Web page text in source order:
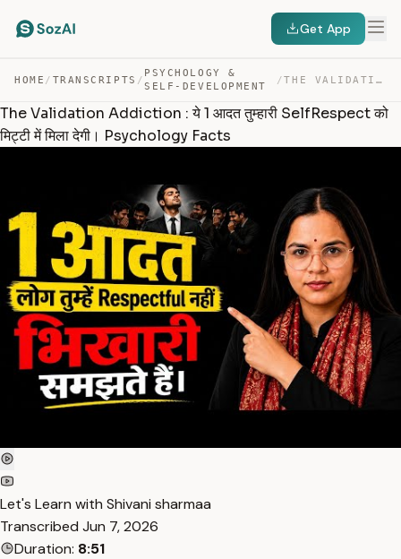
Get App
HOME / TRANSCRIPTS /
PSYCHOLOGY &
SELF-DEVELOPMENT
/ THE VALIDATION ADDICTION : ये 1 आदत तुम्हारी SELFRESPEC… — TRANSCRIPT
The Validation Addiction : ये 1 आदत तुम्हारी SelfRespect को
मिट्टी में मिला देगी। Psychology Facts
Let's Learn with Shivani sharmaa
Transcribed Jun 7, 2026
Duration: 8:51